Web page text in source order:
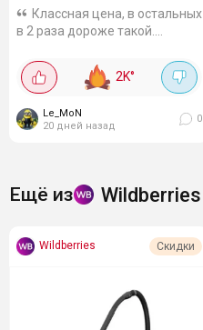
Классная цена, в остальных
в 2 раза дороже такой.
розетками с заземлением и 4
портами для зарядки
приборов. Порты...
2K°
Le_MoN
20 дней назад
0
Ещё из Wildberries
Wildberries Скидки